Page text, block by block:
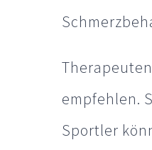
empfehlen.
Sportler